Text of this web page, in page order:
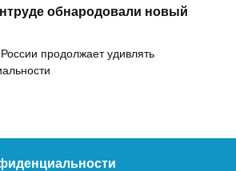
обнародовали новый
продолжает удивлять